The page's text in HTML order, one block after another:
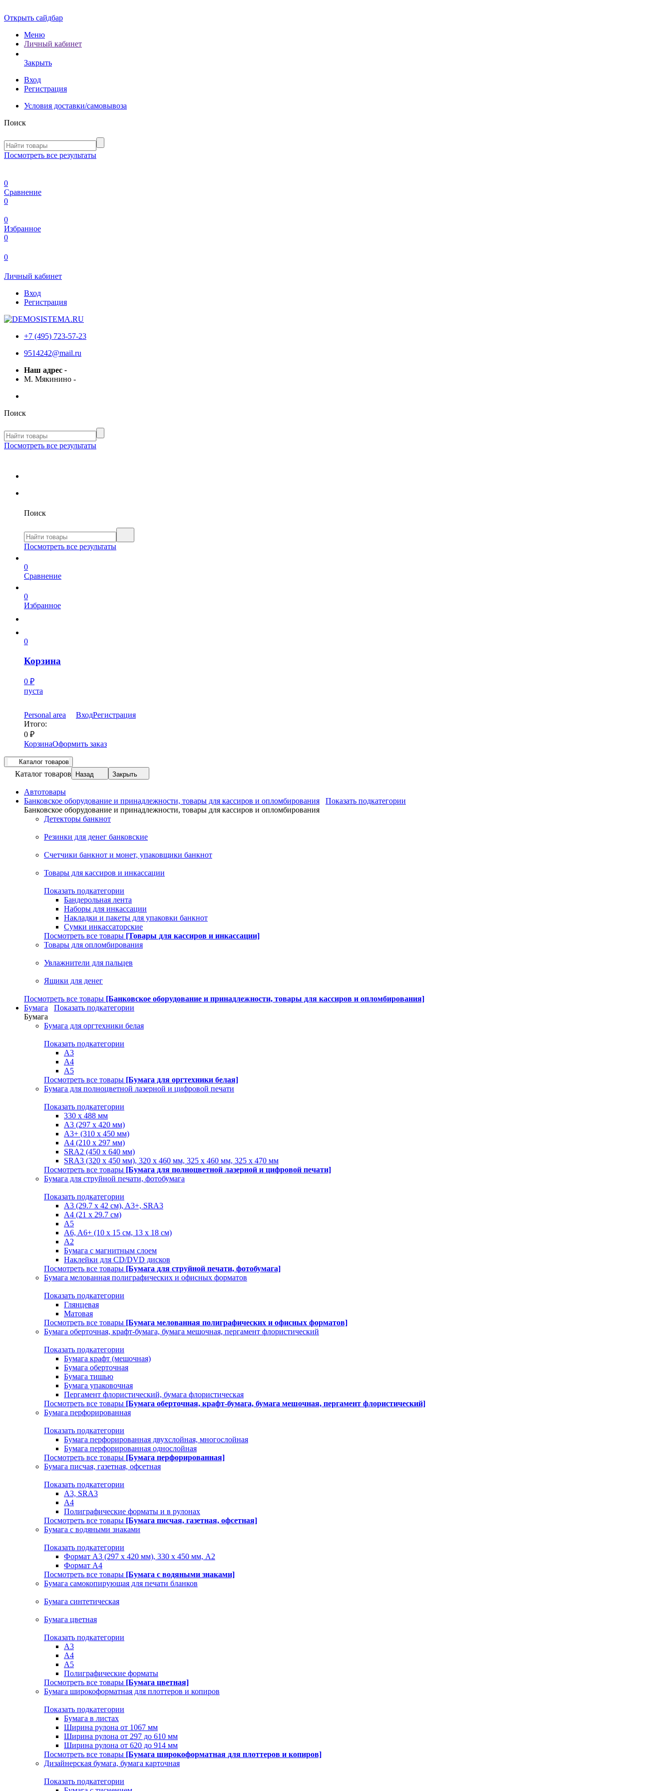
Открыть сайдбар
Меню
Личный кабинет
Закрыть
Вход
Регистрация
Условия доставки/самовывоза
Поиск
Посмотреть все результаты
0
Сравнение
0
0
Избранное
0
0
Личный кабинет
Вход
Регистрация
+7 (495) 723-57-23
9514242@mail.ru
Наш адрес -
М. Мякинино -
Поиск
Посмотреть все результаты
Поиск
Посмотреть все результаты
0
Сравнение
0
Избранное
0
Корзина
0 ₽
пуста
Personal area ВходРегистрация
Итого:
0 ₽
КорзинаОформить заказ
Каталог товаров
Каталог товаров Назад Закрыть
Автотовары
Банковское оборудование и принадлежности, товары для кассиров и опломбирования
Показать подкатегории
Банковское оборудование и принадлежности, товары для кассиров и опломбирования
Детекторы банкнот
Резинки для денег банковские
Счетчики банкнот и монет, упаковщики банкнот
Товары для кассиров и инкассации
Показать подкатегории
Бандерольная лента
Наборы для инкассации
Накладки и пакеты для упаковки банкнот
Сумки инкассаторские
Посмотреть все товары [Товары для кассиров и инкассации]
Товары для опломбирования
Увлажнители для пальцев
Ящики для денег
Посмотреть все товары [Банковское оборудование и принадлежности, товары для кассиров и опломбирования]
Бумага
Показать подкатегории
Бумага
Бумага для оргтехники белая
Показать подкатегории
A3
A4
A5
Посмотреть все товары [Бумага для оргтехники белая]
Бумага для полноцветной лазерной и цифровой печати
Показать подкатегории
330 х 488 мм
A3 (297 x 420 мм)
A3+ (310 х 450 мм)
A4 (210 х 297 мм)
SRA2 (450 x 640 мм)
SRA3 (320 х 450 мм), 320 x 460 мм, 325 х 460 мм, 325 х 470 мм
Посмотреть все товары [Бумага для полноцветной лазерной и цифровой печати]
Бумага для струйной печати, фотобумага
Показать подкатегории
A3 (29.7 х 42 см), A3+, SRA3
A4 (21 х 29.7 см)
A5
A6, A6+ (10 x 15 см, 13 x 18 см)
А2
Бумага с магнитным слоем
Наклейки для CD/DVD дисков
Посмотреть все товары [Бумага для струйной печати, фотобумага]
Бумага мелованная полиграфических и офисных форматов
Показать подкатегории
Глянцевая
Матовая
Посмотреть все товары [Бумага мелованная полиграфических и офисных форматов]
Бумага оберточная, крафт-бумага, бумага мешочная, пергамент флористический
Показать подкатегории
Бумага крафт (мешочная)
Бумага оберточная
Бумага тишью
Бумага упаковочная
Пергамент флористический, бумага флористическая
Посмотреть все товары [Бумага оберточная, крафт-бумага, бумага мешочная, пергамент флористический]
Бумага перфорированная
Показать подкатегории
Бумага перфорированная двухслойная, многослойная
Бумага перфорированная однослойная
Посмотреть все товары [Бумага перфорированная]
Бумага писчая, газетная, офсетная
Показать подкатегории
А3, SRA3
А4
Полиграфические форматы и в рулонах
Посмотреть все товары [Бумага писчая, газетная, офсетная]
Бумага с водяными знаками
Показать подкатегории
Формат А3 (297 х 420 мм), 330 х 450 мм, А2
Формат А4
Посмотреть все товары [Бумага с водяными знаками]
Бумага самокопирующая для печати бланков
Бумага синтетическая
Бумага цветная
Показать подкатегории
A3
A4
А5
Полиграфические форматы
Посмотреть все товары [Бумага цветная]
Бумага широкоформатная для плоттеров и копиров
Показать подкатегории
Бумага в листах
Ширина рулона от 1067 мм
Ширина рулона от 297 до 610 мм
Ширина рулона от 620 до 914 мм
Посмотреть все товары [Бумага широкоформатная для плоттеров и копиров]
Дизайнерская бумага, бумага карточная
Показать подкатегории